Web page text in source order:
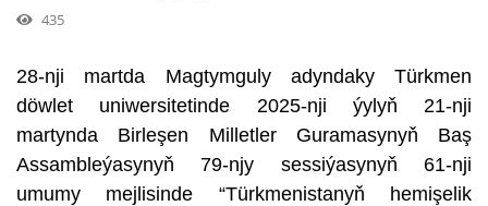
435
28-nji martda Magtymguly adyndaky Türkmen
döwlet uniwersitetinde 2025-nji ýylyň 21-nji
martynda Birleşen Milletler Guramasynyň Baş
Assambleýasynyň 79-njy sessiýasynyň 61-nji
umumy mejlisinde “Türkmenistanyň hemişelik